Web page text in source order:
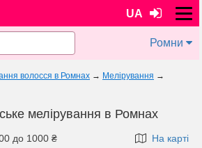
UA
Ромни
волосся в Ромнах → Мелірування →
мелірування в Ромнах
до 1000 ₴ На карті